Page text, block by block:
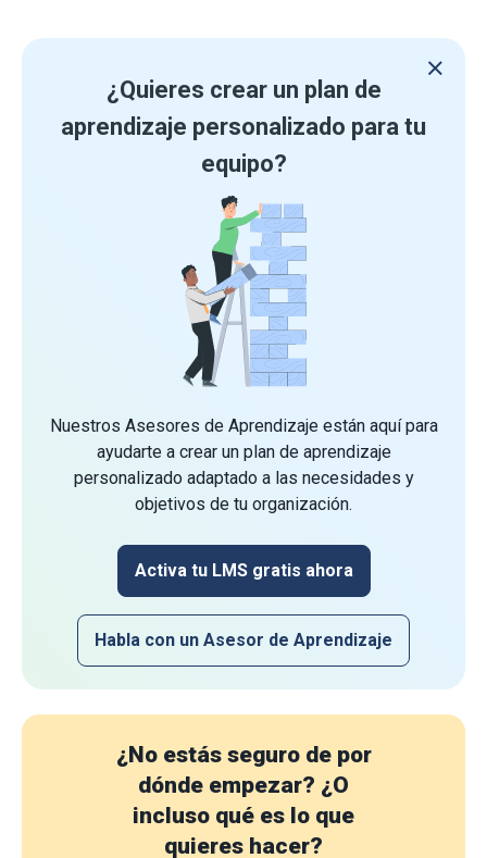
¿Quieres crear un plan de
aprendizaje personalizado para tu
equipo?
Nuestros Asesores de Aprendizaje están aquí para
ayudarte a crear un plan de aprendizaje
personalizado adaptado a las necesidades y
objetivos de tu organización.
Activa tu LMS gratis ahora
Habla con un Asesor de Aprendizaje
¿No estás seguro de por
dónde empezar? ¿O
incluso qué es lo que
quieres hacer?